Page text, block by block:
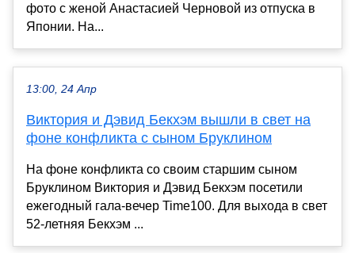
фото с женой Анастасией Черновой из отпуска в
Японии. На...
13:00, 24 Апр
Виктория и Дэвид Бекхэм вышли в свет на
фоне конфликта с сыном Бруклином
На фоне конфликта со своим старшим сыном
Бруклином Виктория и Дэвид Бекхэм посетили
ежегодный гала-вечер Time100. Для выхода в свет
52-летняя Бекхэм ...